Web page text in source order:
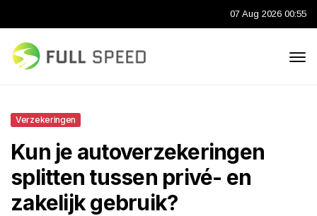
07 Aug 2026 00:55
Verzekeringen
Kun je autoverzekeringen
splitten tussen privé- en
zakelijk gebruik?